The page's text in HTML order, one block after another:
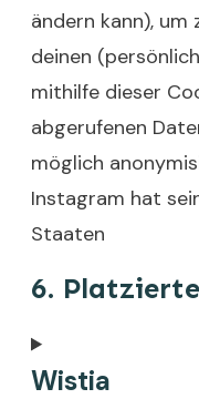
ändern kann), um
deinen
mithilfe dieser
abgerufenen
möglich
Instagram hat
Staaten
6.
Wistia